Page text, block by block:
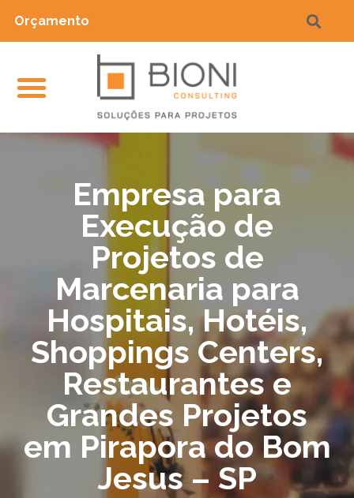
Orçamento
Empresa para
Execução de
Projetos de
Marcenaria para
Hospitais, Hotéis,
Shoppings Centers,
Restaurantes e
Grandes Projetos
em Pirapora do Bom
Jesus – SP